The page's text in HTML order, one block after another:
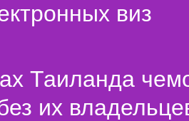
виз
Таиланда
их